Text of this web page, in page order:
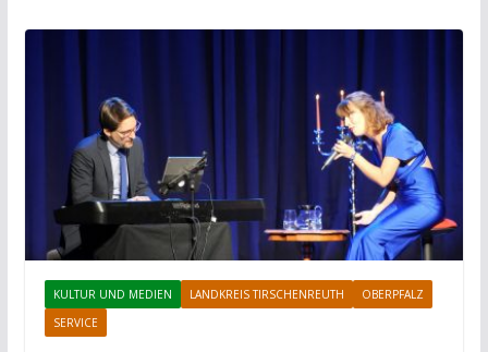
KULTUR UND MEDIEN LANDKREIS TIRSCHENREUTH
OBERPFALZ
SERVICE